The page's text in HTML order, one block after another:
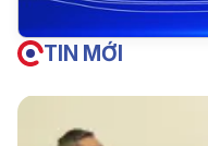
TIN MỚI